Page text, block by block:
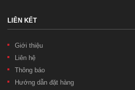
LIÊN KẾT
Giới thiệu
Liên hệ
Thông báo
Hướng dẫn đặt hàng